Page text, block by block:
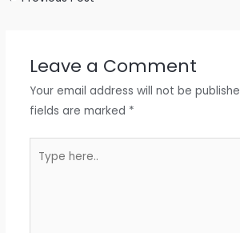
Leave a Comment
Your email address will not be
fields are marked *
here..